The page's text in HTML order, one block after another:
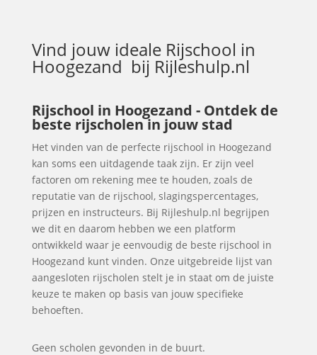
Vind jouw ideale Rijschool in
Hoogezand bij Rijleshulp.nl
Rijschool in Hoogezand - Ontdek de
beste rijscholen in jouw stad
Het vinden van de perfecte rijschool in Hoogezand
kan soms een uitdagende taak zijn. Er zijn veel
factoren om rekening mee te houden, zoals de
reputatie van de rijschool, slagingspercentages,
prijzen en instructeurs. Bij Rijleshulp.nl begrijpen
we dit en daarom hebben we een platform
ontwikkeld waar je eenvoudig de beste rijschool in
Hoogezand kunt vinden. Onze uitgebreide lijst van
aangesloten rijscholen stelt je in staat om de juiste
keuze te maken op basis van jouw specifieke
behoeften.
Geen scholen gevonden in de buurt.